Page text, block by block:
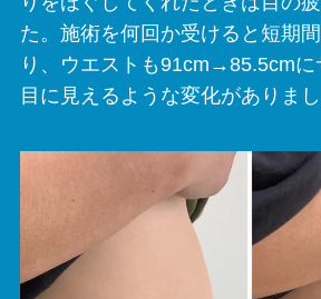
た。施術を何回か受けると短期
り、ウエストも91cm→85.5cmに
目に見えるような変化がありまし